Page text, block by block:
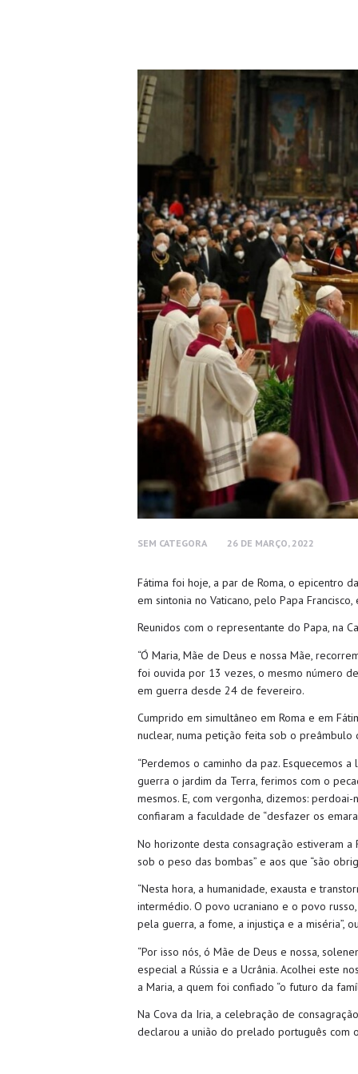
SEM CATEGORA 26 DE MARÇO, 2022
Fátima foi hoje, a par de Roma, o epicentro
em sintonia no Vaticano, pelo Papa
Reunidos com o representante do Papa, na
“Ó Maria, Mãe de Deus e nossa Mãe,
foi ouvida por 13 vezes, o mesmo número
em guerra desde 24 de fevereiro.
Cumprido em simultâneo em Roma e em
nuclear, numa petição feita sob o
“Perdemos o caminho da paz. Esquecemos
guerra o jardim da Terra, ferimos com o
mesmos. E, com vergonha, dizemos:
confiaram a faculdade de “desfazer os
No horizonte desta consagração estiveram
sob o peso das bombas” e aos que “são
“Nesta hora, a humanidade, exausta e
intermédio. O povo ucraniano e o povo
pela guerra, a fome, a injustiça e a miséria”,
“Por isso nós, ó Mãe de Deus e nossa,
especial a Rússia e a Ucrânia. Acolhei este
a Maria, a quem foi confiado “o futuro da
Na Cova da Iria, a celebração de
declarou a união do prelado português com